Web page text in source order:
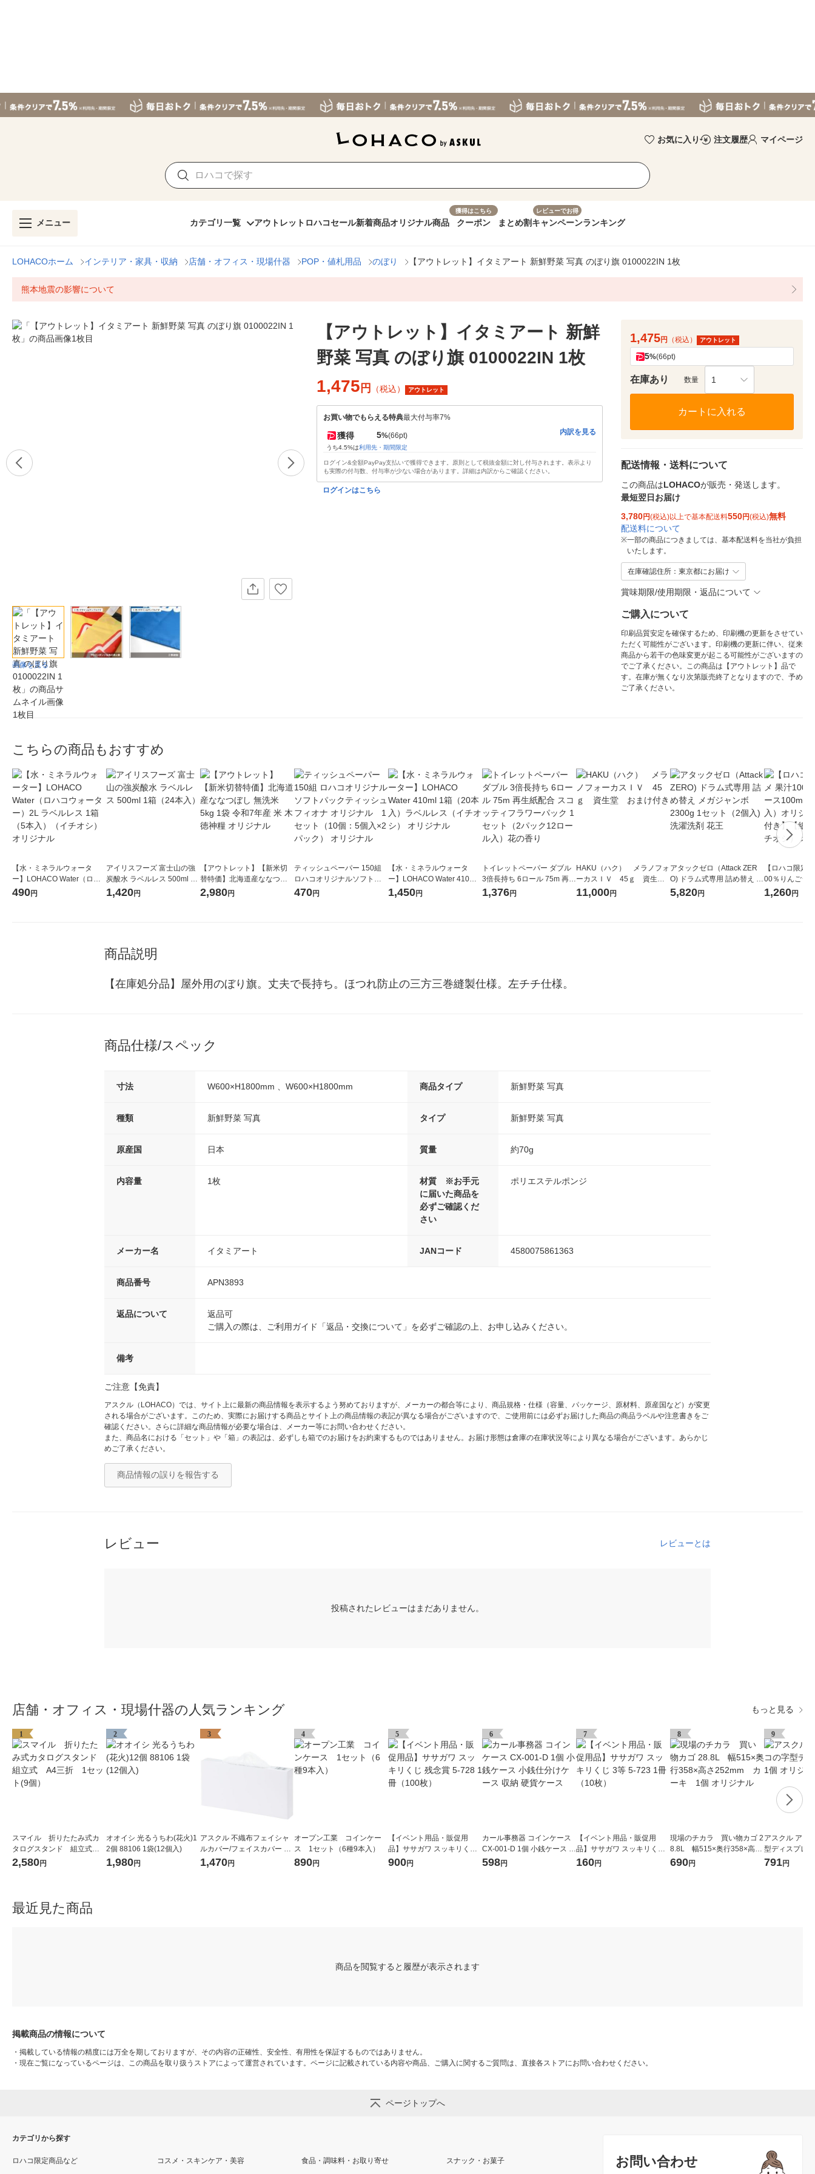
お気に入り 注文履歴 マイページ
メニュー カテゴリ一覧 アウトレット ロハコセール新着商品オリジナル商品
獲得はこちら
クーポン まとめ割
レビューでお得
キャンペーンランキング
LOHACOホーム インテリア・家具・収納 店舗・オフィス・現場什器 POP・値札用品 のぼり 【アウトレット】イタミアート 新鮮野菜 写真 のぼり旗 0100022IN 1枚
熊本地震の影響について
画像を見る
【アウトレット】イタミアート 新鮮
野菜 写真 のぼり旗 0100022IN 1枚
1,475 円 （税込） アウトレット
お買い物でもらえる特典最大付与率7%
獲得 5%(66pt)
うち4.5%は利用先・期間限定
内訳を見る
ログイン&全額PayPay支払いで獲得できます。原則として税抜金額に対し付与されます。表示より
も実際の付与数、付与率が少ない場合があります。詳細は内訳からご確認ください。
ログインはこちら
1,475円 （税込） アウトレット
5%(66pt)
在庫あり 数量 1
カートに入れる
配送情報・送料について
この商品はLOHACOが販売・発送します。
最短翌日お届け
3,780円(税込)以上で基本配送料550円(税込)無料
配送料について
※一部の商品につきましては、基本配送料を当社が負担
いたします。
在庫確認住所：東京都にお届け
賞味期限/使用期限・返品について
ご購入について
印刷品質安定を確保するため、印刷機の更新をさせてい
ただく可能性がございます。印刷機の更新に伴い、従来
商品から若干の色味変更が起こる可能性がございますの
でご了承ください。この商品は【アウトレット】品で
す。在庫が無くなり次第販売終了となりますので、予め
ご了承ください。
こちらの商品もおすすめ
【水・ミネラルウォータ
ー】LOHACO Water（ロハ
コウォーター）2L ラベルレ
490円
アイリスフーズ 富士山の強
炭酸水 ラベルレス 500ml 1
箱（24本入）
1,420円
【アウトレット】【新米切
替特価】北海道産ななつぼ
し 無洗米 5kg 1袋 令和7年産
2,980円
ティッシュペーパー 150組
ロハコオリジナルソフトパ
ックティッシュ フィオナ オ
470円
【水・ミネラルウォータ
ー】LOHACO Water 410ml
1箱（20本入）ラベルレス
1,450円
トイレットペーパー ダブル
3倍長持ち 6ロール 75m 再生
紙配合 スコッティフラワー
1,376円
HAKU（ハク） メラノフォ
ーカスＩＶ 45ｇ 資生
堂 おまけ付き
11,000円
アタックゼロ（Attack ZER
O) ドラム式専用 詰め替え メ
ガジャンボ 2300g 1セット
5,820円
【ロハコ限定
00％りんごジ
箱（18本入）
1,260円
商品説明
【在庫処分品】屋外用のぼり旗。丈夫で長持ち。ほつれ防止の三方三巻縫製仕様。左チチ仕様。
商品仕様/スペック
寸法 W600×H1800mm 、W600×H1800mm 商品タイプ 新鮮野菜 写真
種類 新鮮野菜 写真 タイプ 新鮮野菜 写真
原産国 日本 質量 約70g
内容量 1枚
材質 ※お手元
に届いた商品を
必ずご確認くだ
さい
ポリエステルポンジ
メーカー名 イタミアート JANコード 4580075861363
商品番号 APN3893
返品について
返品可
ご購入の際は、ご利用ガイド「返品・交換について」を必ずご確認の上、お申し込みください。
備考
ご注意【免責】
アスクル（LOHACO）では、サイト上に最新の商品情報を表示するよう努めておりますが、メーカーの都合等により、商品規格・仕様（容量、パッケージ、原材料、原産国など）が変更
される場合がございます。このため、実際にお届けする商品とサイト上の商品情報の表記が異なる場合がございますので、ご使用前には必ずお届けした商品の商品ラベルや注意書きをご
確認ください。さらに詳細な商品情報が必要な場合は、メーカー等にお問い合わせください。
また、商品名における「セット」や「箱」の表記は、必ずしも箱でのお届けをお約束するものではありません。お届け形態は倉庫の在庫状況等により異なる場合がございます。あらかじ
めご了承ください。
商品情報の誤りを報告する
レビュー レビューとは
投稿されたレビューはまだありません。
店舗・オフィス・現場什器の人気ランキング もっと見る
1
スマイル 折りたたみ式カ
タログスタンド 組立式 A
4三折 1セット(9個）
2,580円
2
オオイシ 光るうちわ(花火)1
2個 88106 1袋(12個入)
1,980円
3
アスクル 不織布フェイシャ
ルカバー/フェイスカバー オ
リジナル
1,470円
4
オープン工業 コインケー
ス 1セット（6種9本入）
890円
5
【イベント用品・販促用
品】ササガワ スッキリくじ
残念賞 5-728 1冊（100枚）
900円
6
カール事務器 コインケース
CX-001-D 1個 小銭ケース 小
銭仕分けケース 収納 硬貨ケ
598円
7
【イベント用品・販促用
品】ササガワ スッキリくじ
3等 5-723 1冊（10枚）
160円
8
現場のチカラ 買い物カゴ 2
8.8L 幅515×奥行358×高さ
252mm カーキ 1個 オリ
690円
9
アスクル アク
型ディスプレ
ナル
791円
最近見た商品
商品を閲覧すると履歴が表示されます
掲載商品の情報について
・ 掲載している情報の精度には万全を期しておりますが、その内容の正確性、安全性、有用性を保証するものではありません。
・ 現在ご覧になっているページは、この商品を取り扱うストアによって運営されています。ページに記載されている内容や商品、ご購入に関するご質問は、直接各ストアにお問い合わせください。
ページトップへ
お問い合わせ
カテゴリから探す
ロハコ限定商品など コスメ・スキンケア・美容 食品・調味料・お取り寄せ スナック・お菓子